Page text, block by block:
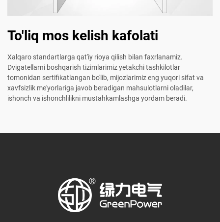
To'liq mos kelish kafolati
Xalqaro standartlarga qat'iy rioya qilish bilan faxrlanamiz.
Dvigatellarni boshqarish tizimlarimiz yetakchi tashkilotlar
tomonidan sertifikatlangan bo'lib, mijozlarimiz eng yuqori sifat va
xavfsizlik me'yorlariga javob beradigan mahsulotlarni oladilar,
ishonch va ishonchlilikni mustahkamlashga yordam beradi.